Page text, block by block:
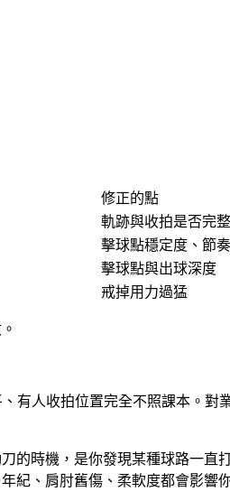
修正的點
軌跡與收拍是否完整
擊球點穩定度、節奏
擊球點與出球深度
戒掉用力過猛
有人收拍位置完全不照課本。對
的時機，是你發現某種球路一直
紀、肩肘舊傷、柔軟度都會影響